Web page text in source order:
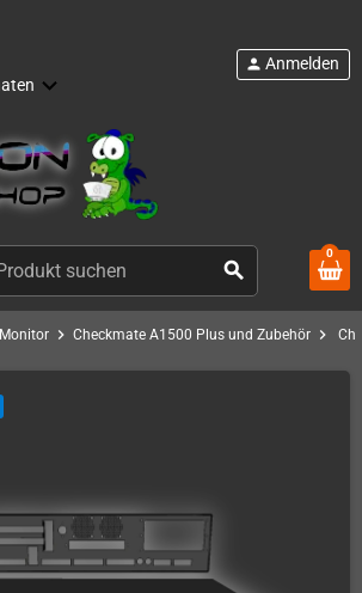
search
person Anmelden
0
chevron_right Checkmate A1500 Plus und Zubehör chevron_right